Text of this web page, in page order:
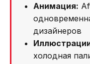
Анимация:
дизайнеров
холодная